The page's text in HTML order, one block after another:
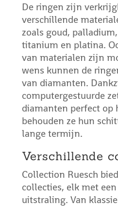
De ringen zijn
verschillende
zoals goud,
titanium en platina.
van materialen zijn
wens kunnen de
van diamanten.
computergestuurde
diamanten perfect op
behouden ze hun
lange termijn.
Verschillende
Collection Ruesch
collecties, elk met
uitstraling. Van